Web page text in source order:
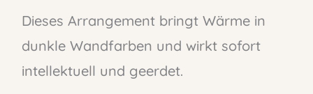
Dieses Arrangement bringt Wärme in
dunkle Wandfarben und wirkt sofort
intellektuell und geerdet.